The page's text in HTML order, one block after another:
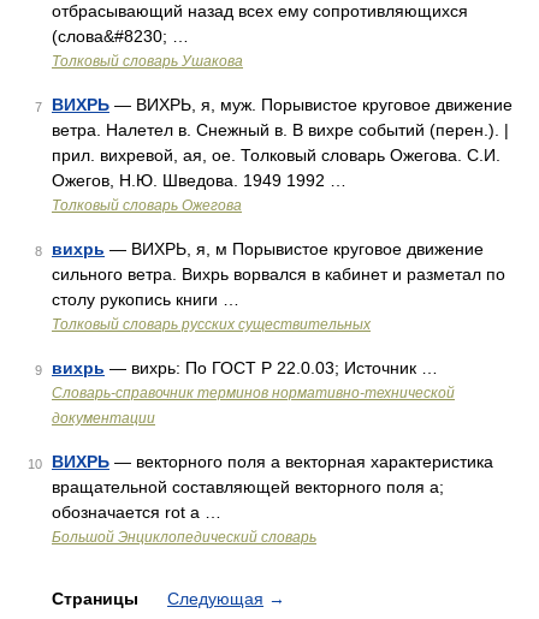
отбрасывающий назад всех ему сопротивляющихся
(слова&#8230; …
Толковый словарь Ушакова
7 ВИХРЬ — ВИХРЬ, я, муж. Порывистое круговое движение
ветра. Налетел в. Снежный в. В вихре событий (перен.). |
прил. вихревой, ая, ое. Толковый словарь Ожегова. С.И.
Ожегов, Н.Ю. Шведова. 1949 1992 …
Толковый словарь Ожегова
8 вихрь — ВИХРЬ, я, м Порывистое круговое движение
сильного ветра. Вихрь ворвался в кабинет и разметал по
столу рукопись книги …
Толковый словарь русских существительных
9 вихрь — вихрь: По ГОСТ Р 22.0.03; Источник …
Словарь-справочник терминов нормативно-технической
документации
10 ВИХРЬ — векторного поля а векторная характеристика
вращательной составляющей векторного поля а;
обозначается rot а …
Большой Энциклопедический словарь
Страницы Следующая →